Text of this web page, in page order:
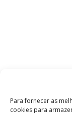
Para fornecer as
cookies para